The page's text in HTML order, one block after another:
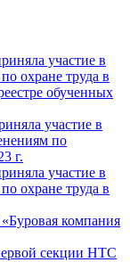
участие в
охране труда в
обученных
участие в
по
г.
участие в
охране труда в
компания
секции НТС